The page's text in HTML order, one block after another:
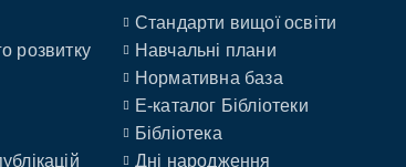
розвитку
Стандарти вищої освіти
Навчальні плани
Нормативна база
E-каталог Бібліотеки
Бібліотека
Дні народження